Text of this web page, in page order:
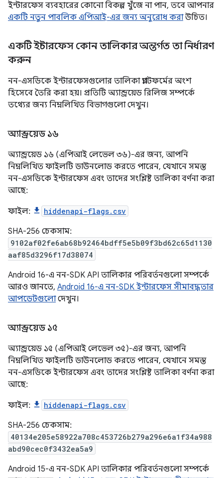
ইন্টারফেস ব্যবহারের কোনো বিকল্প খুঁজে না পান, তবে আপনার
একটি নতুন পাবলিক এপিআই-এর জন্য অনুরোধ করাউচিত।
একটি ইন্টারফেস কোন তালিকার অন্তর্গত তা নির্ধারণ
করুন
নন-এসডিকে ইন্টারফেসগুলোর তালিকা প্ল্যাটফর্মের অংশ
হিসেবে তৈরি করা হয়। প্রতিটি অ্যান্ড্রয়েড রিলিজ সম্পর্কে
তথ্যের জন্য নিম্নলিখিত বিভাগগুলো দেখুন।
অ্যান্ড্রয়েড ১৬
অ্যান্ড্রয়েড ১৬ (এপিআই লেভেল ৩৬)-এর জন্য, আপনি
নিম্নলিখিত ফাইলটি ডাউনলোড করতে পারেন, যেখানে সমস্ত
নন-এসডিকে ইন্টারফেস এবং তাদের সংশ্লিষ্ট তালিকা বর্ণনা করা
আছে:
ফাইল: hiddenapi-flags.csv
SHA-256 চেকসাম:
9102af02fe6ab68b92464bdff5e5b09f3bd62c65d1130
aaf85d3296f17d38074
Android 16-এ নন-SDK API তালিকার পরিবর্তনগুলো সম্পর্কে
আরও জানতে, Android 16-এ নন-SDK ইন্টারফেস সীমাবদ্ধতার
আপডেটগুলোদেখুন।
অ্যান্ড্রয়েড ১৫
অ্যান্ড্রয়েড ১৫ (এপিআই লেভেল ৩৫)-এর জন্য, আপনি
নিম্নলিখিত ফাইলটি ডাউনলোড করতে পারেন, যেখানে সমস্ত
নন-এসডিকে ইন্টারফেস এবং তাদের সংশ্লিষ্ট তালিকা বর্ণনা করা
আছে:
ফাইল: hiddenapi-flags.csv
SHA-256 চেকসাম:
40134e205e58922a708c453726b279a296e6a1f34a988
abd90cec0f3432ea5a9
Android 15-এ নন-SDK API তালিকার পরিবর্তনগুলো সম্পর্কে